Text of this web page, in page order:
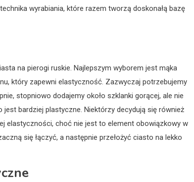
wyrabiania, które razem tworzą doskonałą bazę
na pierogi ruskie. Najlepszym wyborem jest mąka
który zapewni elastyczność. Zazwyczaj potrzebujemy
stopniowo dodajemy około szklanki gorącej, ale nie
bardziej plastyczne. Niektórzy decydują się również
elastyczności, choć nie jest to element obowiązkowy w
się łączyć, a następnie przełożyć ciasto na lekko